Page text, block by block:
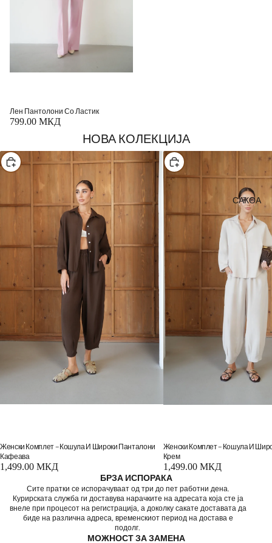
САКОА
Лен Пантолони Со Ластик
799.00 МКД
НОВА КОЛЕКЦИЈА
Изберете
Женски Комплет – Кошула И Широки Панталони
Кафеава
1,499.00 МКД
Изберете
Женски Комплет – Кошула И
Крем
1,499.00 МКД
БРЗА ИСПОРАКА
Сите пратки се испорачуваат од три до пет работни дена.
Курирската служба ги доставува нарачките на адресата која сте ја
внеле при процесот на регистрација, а доколку сакате доставата да
биде на различна адреса, временскиот период на достава е
подолг.
МОЖНОСТ ЗА ЗАМЕНА